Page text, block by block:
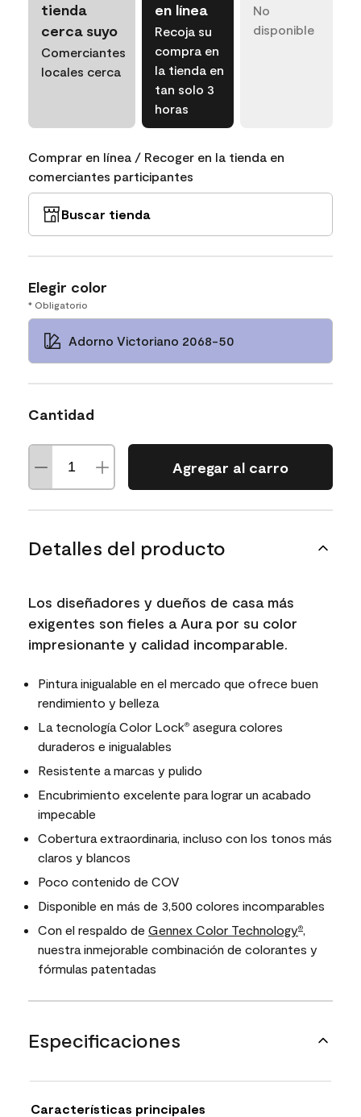
tienda
cerca suyo
Comerciantes
locales cerca
en línea
Recoja su
compra en
la tienda en
tan solo 3
horas
No
disponible
Comprar en línea / Recoger en la tienda en
comerciantes participantes
Buscar tienda
Elegir color
* Obligatorio
Adorno Victoriano 2068-50
Cantidad
Agregar al carro
Detalles del producto
Los diseñadores y dueños de casa más
exigentes son fieles a Aura por su color
impresionante y calidad incomparable.
Pintura inigualable en el mercado que ofrece buen
rendimiento y belleza
La tecnología Color Lock® asegura colores
duraderos e inigualables
Resistente a marcas y pulido
Encubrimiento excelente para lograr un acabado
impecable
Cobertura extraordinaria, incluso con los tonos más
claros y blancos
Poco contenido de COV
Disponible en más de 3,500 colores incomparables
Con el respaldo de Gennex Color Technology®,
nuestra inmejorable combinación de colorantes y
fórmulas patentadas
Especificaciones
Características principales